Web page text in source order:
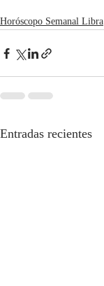
Horóscopo Semanal Libra
Entradas recientes